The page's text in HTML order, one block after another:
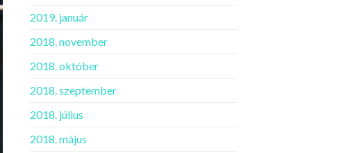
2019. január
2018. november
2018. október
2018. szeptember
2018. július
2018. május